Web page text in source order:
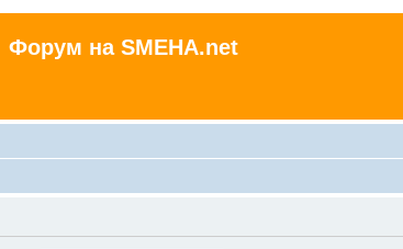
Форум на SMEHA.net